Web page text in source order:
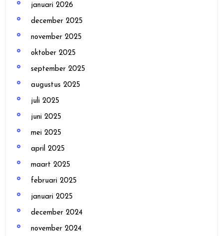
januari 2026
december 2025
november 2025
oktober 2025
september 2025
augustus 2025
juli 2025
juni 2025
mei 2025
april 2025
maart 2025
februari 2025
januari 2025
december 2024
november 2024